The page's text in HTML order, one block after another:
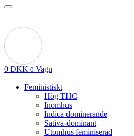
0 DKK 0 Vagn
Feministiskt
Hög THC
Inomhus
Indica dominerande
Sativa-dominant
Utomhus feminiserad